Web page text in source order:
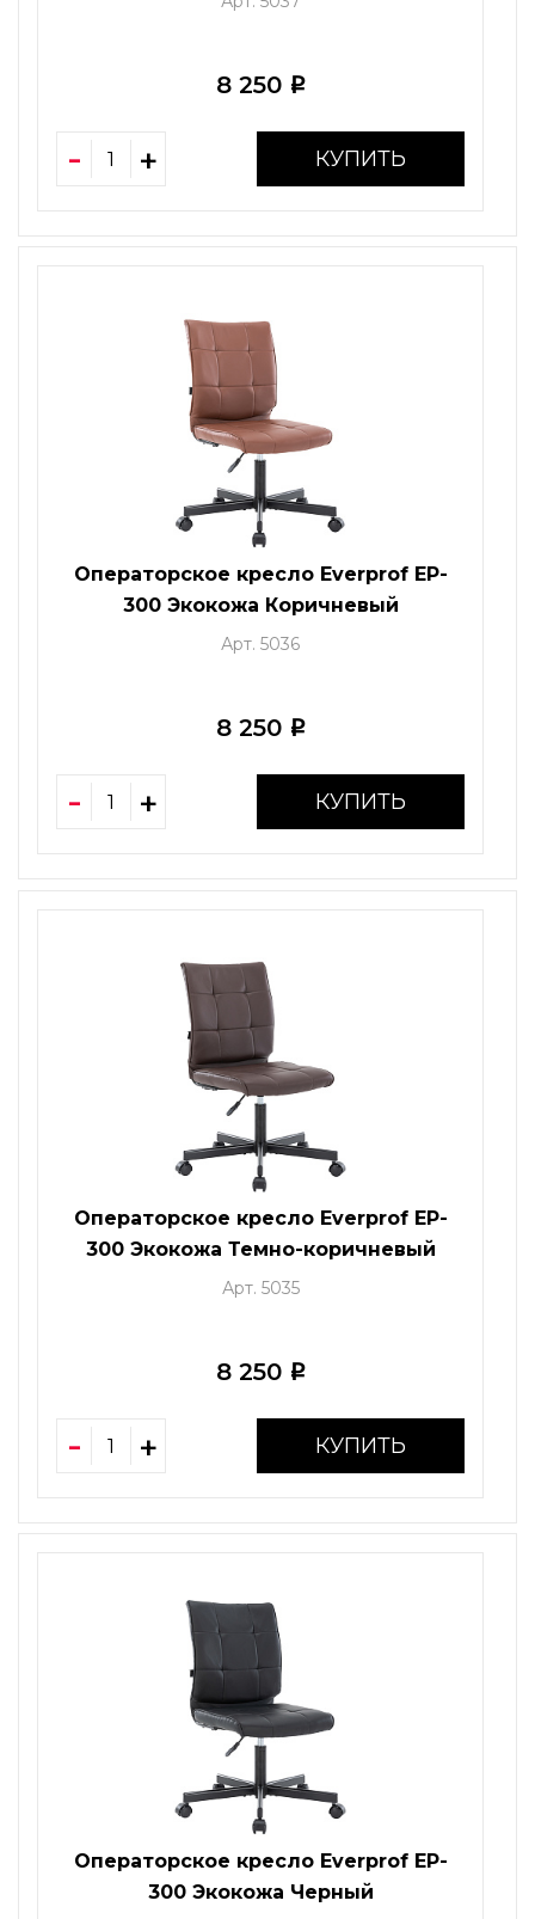
8 250 i
КУПИТЬ
Операторское кресло Everprof EP-
300 Экокожа Коричневый
Арт. 5036
8 250 i
КУПИТЬ
Операторское кресло Everprof EP-
300 Экокожа Темно-коричневый
Арт. 5035
8 250 i
КУПИТЬ
Операторское кресло Everprof EP-
300 Экокожа Черный